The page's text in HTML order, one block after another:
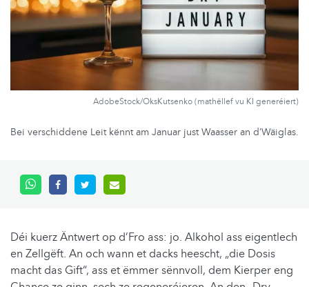
AdobeStock/OksKutsenko (mathëllef vu KI generéiert)
Bei verschiddene Leit kënnt am Januar just Waasser an d’Wäiglas.
Déi kuerz Äntwert op d’Fro ass: jo. Alkohol ass eigentlech
en Zellgëft. An och wann et dacks heescht, „die Dosis
macht das Gift“, ass et ëmmer sënnvoll, dem Kierper eng